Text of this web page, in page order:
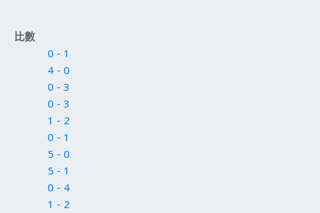
比數
0 - 1
4 - 0
0 - 3
0 - 3
1 - 2
0 - 1
5 - 0
5 - 1
0 - 4
1 - 2